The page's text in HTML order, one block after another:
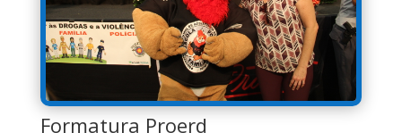
Formatura Proerd